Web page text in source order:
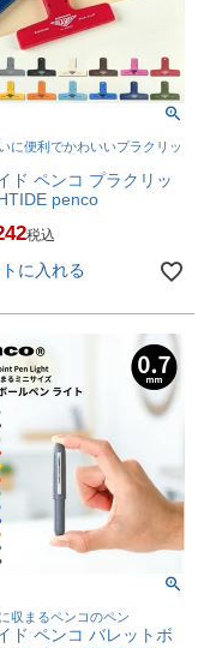
に便利でかわいいプラクリッ
ド ペンコ プラクリッ
penco
税込
に入れる
収まるペンコのペン
ド ペンコ バレットボ